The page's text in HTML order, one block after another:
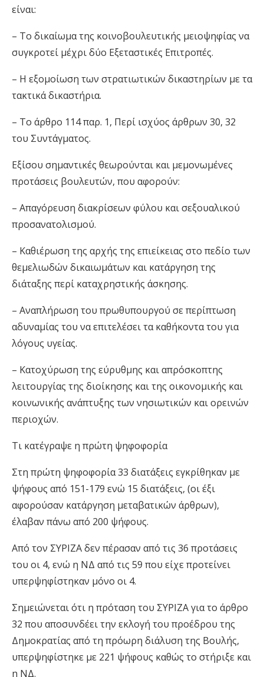
είναι:
– Το δικαίωμα της κοινοβουλευτικής μειοψηφίας να
συγκροτεί μέχρι δύο Εξεταστικές Επιτροπές.
– Η εξομοίωση των στρατιωτικών δικαστηρίων με τα
τακτικά δικαστήρια.
– Το άρθρο 114 παρ. 1, Περί ισχύος άρθρων 30, 32
του Συντάγματος.
Εξίσου σημαντικές θεωρούνται και μεμονωμένες
προτάσεις βουλευτών, που αφορούν:
– Απαγόρευση διακρίσεων φύλου και σεξουαλικού
προσανατολισμού.
– Καθιέρωση της αρχής της επιείκειας στο πεδίο των
θεμελιωδών δικαιωμάτων και κατάργηση της
διάταξης περί καταχρηστικής άσκησης.
– Αναπλήρωση του πρωθυπουργού σε περίπτωση
αδυναμίας του να επιτελέσει τα καθήκοντα του για
λόγους υγείας.
– Κατοχύρωση της εύρυθμης και απρόσκοπτης
λειτουργίας της διοίκησης και της οικονομικής και
κοινωνικής ανάπτυξης των νησιωτικών και ορεινών
περιοχών.
Τι κατέγραψε η πρώτη ψηφοφορία
Στη πρώτη ψηφοφορία 33 διατάξεις εγκρίθηκαν με
ψήφους από 151-179 ενώ 15 διατάξεις, (οι έξι
αφορούσαν κατάργηση μεταβατικών άρθρων),
έλαβαν πάνω από 200 ψήφους.
Από τον ΣΥΡΙΖΑ δεν πέρασαν από τις 36 προτάσεις
του οι 4, ενώ η ΝΔ από τις 59 που είχε προτείνει
υπερψηφίστηκαν μόνο οι 4.
Σημειώνεται ότι η πρόταση του ΣΥΡΙΖΑ για το άρθρο
32 που αποσυνδέει την εκλογή του προέδρου της
Δημοκρατίας από τη πρόωρη διάλυση της Βουλής,
υπερψηφίστηκε με 221 ψήφους καθώς το στήριξε και
η ΝΔ.